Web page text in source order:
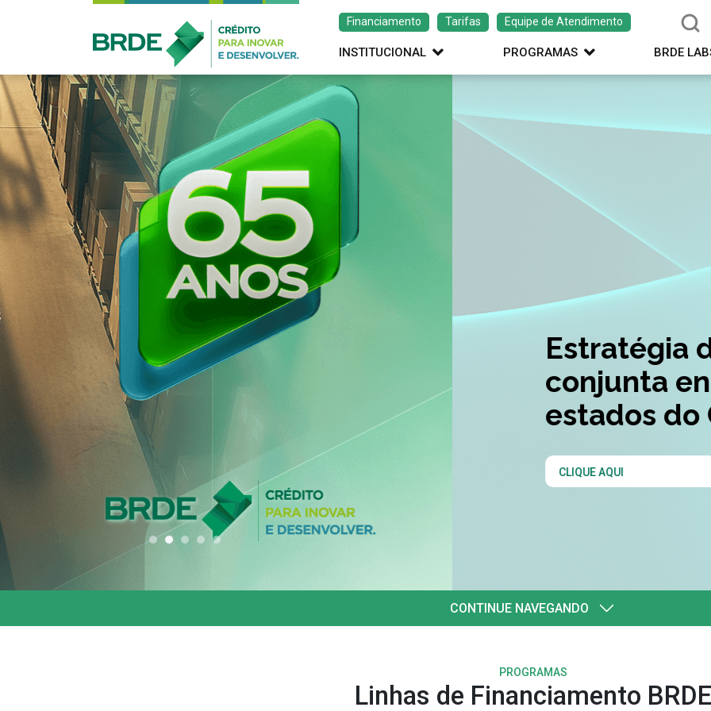
Financiamento Tarifas Equipe de Atendimento
INSTITUCIONAL PROGRAMAS BRDE
Estratégia de atuação
conjunta entre os quatro
estados do Codesul
CLIQUE AQUI
CONTINUE NAVEGANDO
PROGRAMAS
Linhas de Financiamento BRDE